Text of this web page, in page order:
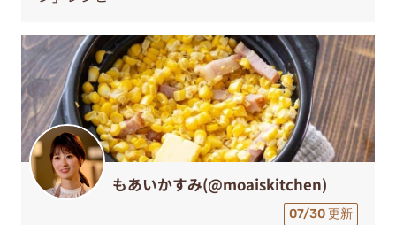
もあいかすみ(@moaiskitchen)
07/30 更新